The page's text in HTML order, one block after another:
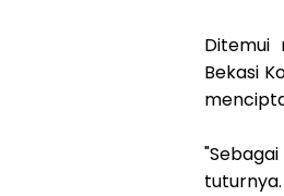
Ditemui
Bekasi
tuturnya.